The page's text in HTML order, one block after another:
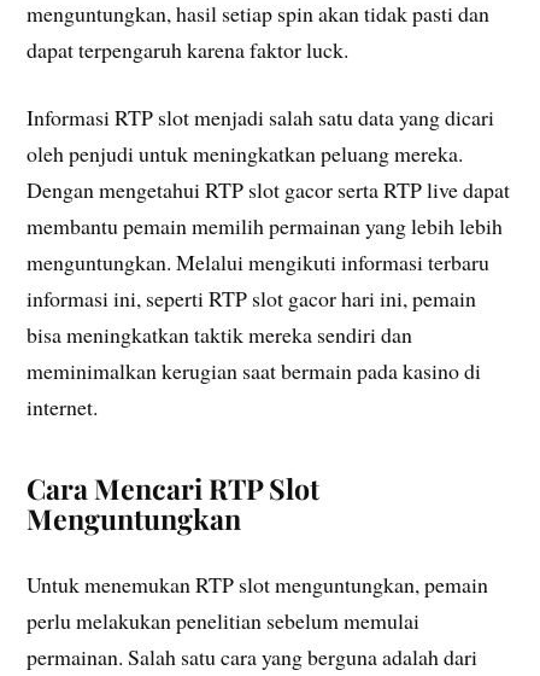
menguntungkan, hasil setiap spin akan tidak pasti dan
dapat terpengaruh karena faktor luck.
Informasi RTP slot menjadi salah satu data yang dicari
oleh penjudi untuk meningkatkan peluang mereka.
Dengan mengetahui RTP slot gacor serta RTP live dapat
membantu pemain memilih permainan yang lebih lebih
menguntungkan. Melalui mengikuti informasi terbaru
informasi ini, seperti RTP slot gacor hari ini, pemain
bisa meningkatkan taktik mereka sendiri dan
meminimalkan kerugian saat bermain pada kasino di
internet.
Cara Mencari RTP Slot
Menguntungkan
Untuk menemukan RTP slot menguntungkan, pemain
perlu melakukan penelitian sebelum memulai
permainan. Salah satu cara yang berguna adalah dari